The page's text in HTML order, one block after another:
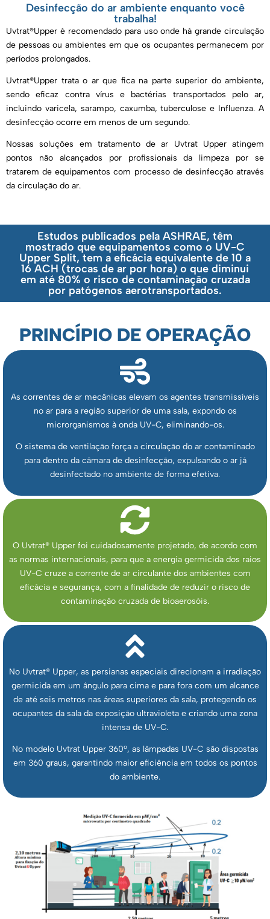
Desinfecção do ar ambiente enquanto você
trabalha!
Uvtrat®Upper é recomendado para uso onde há grande circulação
de pessoas ou ambientes em que os ocupantes permanecem por
períodos prolongados.
Uvtrat®Upper trata o ar que fica na parte superior do ambiente,
sendo eficaz contra vírus e bactérias transportados pelo ar,
incluindo varicela, sarampo, caxumba, tuberculose e Influenza. A
desinfecção ocorre em menos de um segundo.
Nossas soluções em tratamento de ar Uvtrat Upper atingem
pontos não alcançados por profissionais da limpeza por se
tratarem de equipamentos com processo de desinfecção através
da circulação do ar.
Estudos publicados pela ASHRAE, têm
mostrado que equipamentos como o UV-C
Upper Split, tem a eficácia equivalente de 10 a
16 ACH (trocas de ar por hora) o que diminui
em até 80% o risco de contaminação cruzada
por patógenos aerotransportados.
PRINCÍPIO DE OPERAÇÃO
As correntes de ar mecânicas elevam os agentes transmissíveis
no ar para a região superior de uma sala, expondo os
microrganismos à onda UV-C, eliminando-os.
O sistema de ventilação força a circulação do ar contaminado
para dentro da câmara de desinfecção, expulsando o ar já
desinfectado no ambiente de forma efetiva.
O Uvtrat® Upper foi cuidadosamente projetado, de acordo com
as normas internacionais, para que a energia germicida dos raios
UV-C cruze a corrente de ar circulante dos ambientes com
eficácia e segurança, com a finalidade de reduzir o risco de
contaminação cruzada de bioaerosóis.
No Uvtrat® Upper, as persianas especiais direcionam a irradiação
germicida em um ângulo para cima e para fora com um alcance
de até seis metros nas áreas superiores da sala, protegendo os
ocupantes da sala da exposição ultravioleta e criando uma zona
intensa de UV-C.
No modelo Uvtrat Upper 360º, as lâmpadas UV-C são dispostas
em 360 graus, garantindo maior eficiência em todos os pontos
do ambiente.